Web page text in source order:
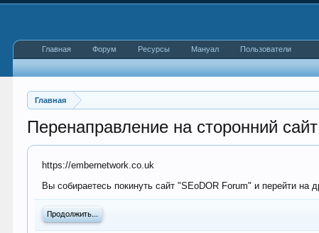
Главная
Перенаправление на сторонний сайт
https://embernetwork.co.uk
Вы собираетесь покинуть сайт "SEoDOR Forum" и перейти
Продолжить...
Главная Форум Ресурсы Мануал Пользователи